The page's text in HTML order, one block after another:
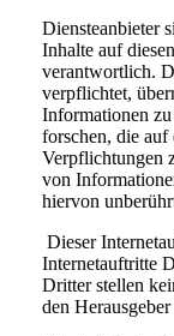
Diensteanbieter
Inhalte auf
verantwortlich.
verpflichtet,
Informationen
forschen, die
Verpflichtungen
von
hiervon
Dieser
Internetauftritte
Dritter stellen
den Herausgeber